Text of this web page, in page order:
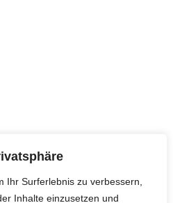
Ihr Surferlebnis zu verbessern,
Inhalte einzusetzen und